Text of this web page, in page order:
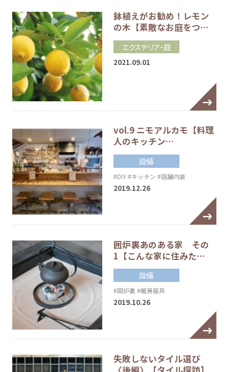
鉢植えがお勧め！レモン
の木【素敵なお庭をつ…
エクステリア・庭
2021.09.01
vol.9 ニモアルカモ【料理
人のキッチン…
設備
#DIY#キッチン #店舗内装
2019.12.26
囲炉裏あのある家 その
1【こんな家に住みた…
設備
#囲炉裏 #暖房器具
2019.10.26
失敗しないタイル選び